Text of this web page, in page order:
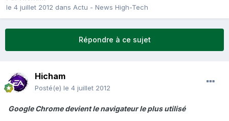
le 4 juillet 2012 dans Actu - News High-Tech
Répondre à ce sujet
Hicham
Posté(e) le 4 juillet 2012
Google Chrome devient le navigateur le plus utilisé